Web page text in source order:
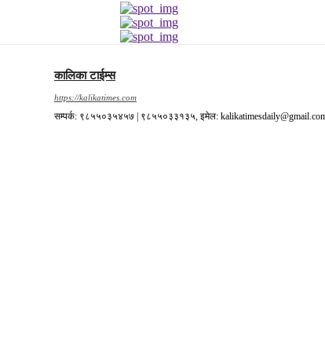
कालिका टाईम्स
https://kalikatimes.com
सम्पर्क: ९८५५०३५४५७ | ९८५५०३३१३५, इमेल: